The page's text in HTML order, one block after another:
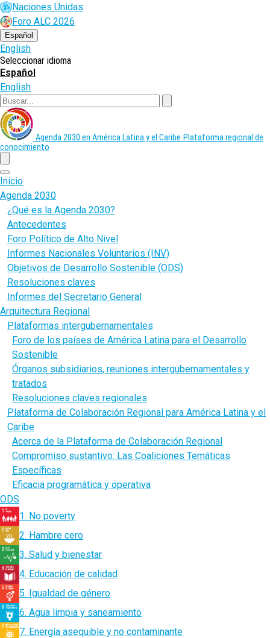
Pasar
al
contenido
principal
Naciones Unidas
Foro ALC 2026
Español
English
Seleccionar idioma
Español
English
Agenda 2030 en América Latina y el Caribe Plataforma regional de
conocimiento
menu
Inicio
Agenda 2030
¿Qué es la Agenda 2030?
Antecedentes
Foro Político de Alto Nivel
Informes Nacionales Voluntarios (INV)
Objetivos de Desarrollo Sostenible (ODS)
Resoluciones claves
Informes del Secretario General
Arquitectura Regional
Plataformas intergubernamentales
Foro de los países de América Latina para el Desarrollo
Sostenible
Órganos subsidiarios, reuniones intergubernamentales y
tratados
Resoluciones claves regionales
Plataforma de Colaboración Regional para América Latina y el
Caribe
Acerca de la Plataforma de Colaboración Regional
Compromiso sustantivo: Las Coaliciones Temáticas
Específicas
Eficacia programática y operativa
ODS
1. No poverty
2. Hambre cero
3. Salud y bienestar
4. Educación de calidad
5. Igualdad de género
6. Agua limpia y saneamiento
7. Energía asequible y no contaminante